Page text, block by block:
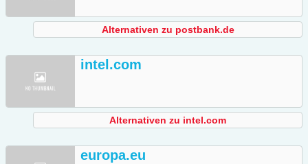
Alternativen zu postbank.de
intel.com
Alternativen zu intel.com
europa.eu